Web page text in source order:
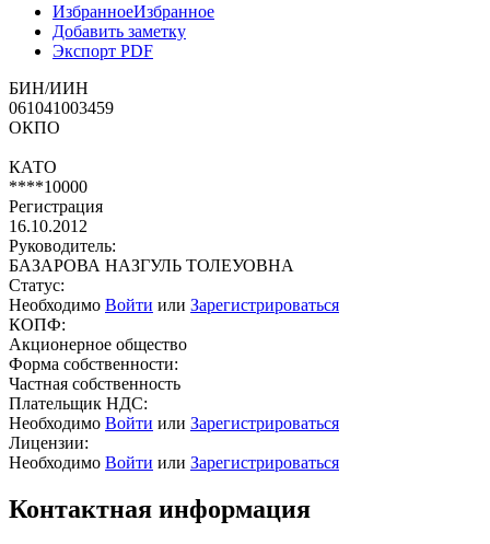
ИзбранноеИзбранное
Добавить заметку
Экспорт PDF
БИН/ИИН
061041003459
ОКПО
КАТО
****10000
Регистрация
16.10.2012
Руководитель:
БАЗАРОВА НАЗГУЛЬ ТОЛЕУОВНА
Статус:
Необходимо Войти или Зарегистрироваться
КОПФ:
Акционерное общество
Форма собственности:
Частная собственность
Плательщик НДС:
Необходимо Войти или Зарегистрироваться
Лицензии:
Необходимо Войти или Зарегистрироваться
Контактная информация